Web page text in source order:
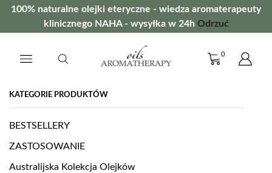
100% naturalne olejki eteryczne - wiedza aromaterapeuty
klinicznego NAHA - wysyłka w 24h Odrzuć
0
KATEGORIE PRODUKTÓW
BESTSELLERY
ZASTOSOWANIE
Australijska Kolekcja Olejków